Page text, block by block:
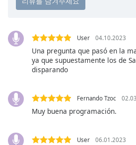
Chapters
Descriptions
descriptions
,
selected
subtitles
settings
subtitles
User 04.10.2023
Una pregunta que pasó en la
ya que supuestamente los de
disparando
Fernando Tzoc
Muy buena programación.
User 06.01.2023